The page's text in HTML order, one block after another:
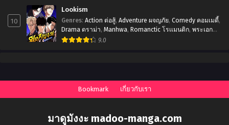
10
Lookism
Genres: Action ต่อสู้, Adventure ผจญภัย, Comedy คอมเมดี้,
Drama ดราม่า, Manhwa, Romanctic โรเเมนติก, พระเอก
เทพ,มังฮวา 9.0
Bookmark เกี่ยวกับเรา
มาดูมังงะ madoo-manga.com